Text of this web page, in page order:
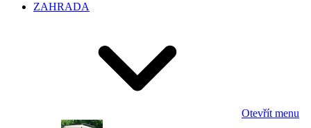
ZAHRADA
Otevřít menu